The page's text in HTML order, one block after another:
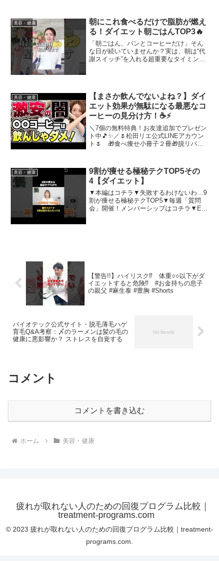
され、入院２０２２年３月 左ひざ半月
板損傷 ...
美容・健康
朝にこれ食べるだけで脂肪が燃え
る！ダイエット朝ごはんTOP3🔥
「朝ごはん、パンとコーヒーだけ」そん
な日が続いていませんか？実は、朝は“代
謝スイッチ”を入れる超重要なタイミン
ダイエット中でも食べて...
美容・健康
【まさか飲んでないよね？】ダイ
エット効果が無駄になる最悪なコ
ーヒーの見分け方！☕️⚡️
＼7個の無料特典！お友達追加でプレゼン
ト中🎵✨／🌷松田リエ公式LINEアカウン
ト🌷 🎁食べ痩せ小冊子２冊 🎁脱リバウ
せマスターワークブック６冊 🎁17000文字
の...
美容・健康
9割が痩せる極秘テクTOP5その
4【ダイエット】
▼本編はコチラ▼失敗するわけないわ…9
割が痩せる極秘テクTOP5▼毎週「質問
会」開催！メンバーシップはコチラ▼Elly
【警告!!】ハイリスク⁉ 体重○○以下がダ
イエットすると危険⁉ #お金持ちの息子
の親父 #麻生泰 #豊胸 #Shorts
バイオテック公式サイト・脱毛薄毛ハゲ
育毛Q&A考察：〆のラーメンは髪の毛の
健康に悪影響か？ ストレスを自覚する
コメント
コメントを書き込む
ホーム 美容・健康
疲れが取れない人のための回復プログラム比較｜
treatment-programs.com
© 2023 疲れが取れない人のための回復プログラム比較｜treatment-
programs.com.